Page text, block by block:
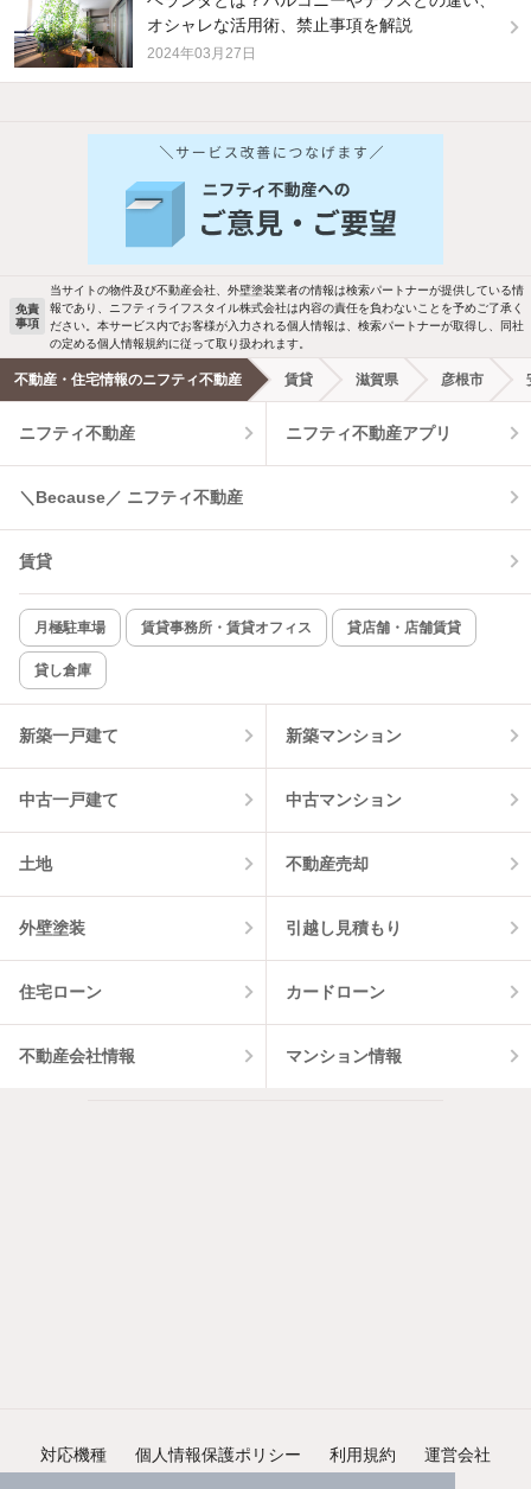
オシャレな活用術、禁止事項を解説
2024年03月27日
他の人はこんな条件で絞り込んでいます！
バス・トイレ別 2階以上
駐車場あり ペット相談
洗濯機置場あり 独立洗面台
エアコンあり 都市ガス
温水洗浄便座 オートロック
コンロ2口以上
新着のみ インターネット無料
該当件数:
2
免責
事項
当サイトの物件及び不動産会社、外壁塗装業者の情報は検索パートナーが提供している情
報であり、ニフティライフスタイル株式会社は内容の責任を負わないことを予めご了承く
ださい。本サービス内でお客様が入力される個人情報は、検索パートナーが取得し、同社
の定める個人情報規約に従って取り扱われます。
不動産・住宅情報のニフティ不動産 賃貸 滋賀県 彦根市
ニフティ不動産 ニフティ不動産アプリ
＼Because／ ニフティ不動産
賃貸
月極駐車場 賃貸事務所・賃貸オフィス 貸店舗・店舗賃貸
貸し倉庫
新築一戸建て 新築マンション
中古一戸建て 中古マンション
土地 不動産売却
外壁塗装 引越し見積もり
住宅ローン カードローン
不動産会社情報 マンション情報
対応機種 個人情報保護ポリシー 利用規約 運営会社